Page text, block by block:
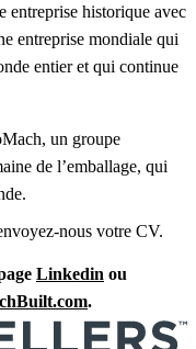
entreprise historique avec
entreprise mondiale qui
entier et qui continue
un groupe
de l’emballage, qui
nous votre CV.
Linkedin ou
.